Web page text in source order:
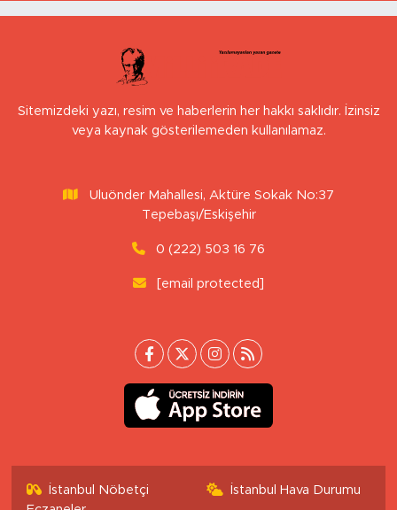
Sitemizdeki yazı, resim ve haberlerin her hakkı saklıdır. İzinsiz
veya kaynak gösterilemeden kullanılamaz.
Uluönder Mahallesi, Aktüre Sokak No:37
Tepebaşı/Eskişehir
0 (222) 503 16 76
[email protected]
İstanbul Nöbetçi
İstanbul Hava Durumu